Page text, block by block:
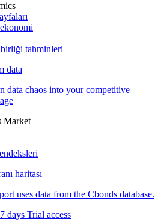
tahminleri
data
data chaos into your competitive
Market
haritası
uses data from the Cbonds database.
7 days Trial access